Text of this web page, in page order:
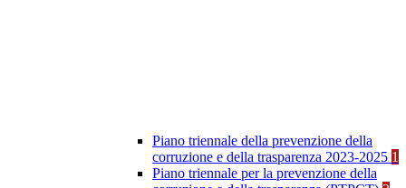
Piano triennale della prevenzione della
corruzione e della trasparenza 2023-2025 1
Piano triennale per la prevenzione della